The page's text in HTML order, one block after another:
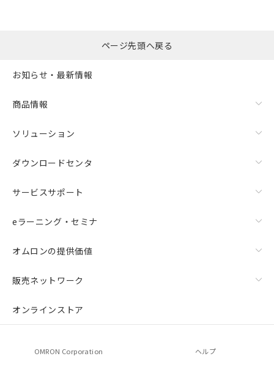
ページ先頭へ戻る
お知らせ・最新情報
商品情報
ソリューション
ダウンロードセンタ
サービスサポート
eラーニング・セミナ
オムロンの提供価値
販売ネットワーク
オンラインストア
OMRON Corporation ヘルプ